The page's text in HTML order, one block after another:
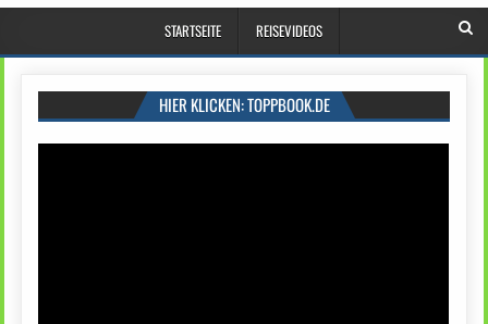
STARTSEITE REISEVIDEOS
HIER KLICKEN: TOPPBOOK.DE